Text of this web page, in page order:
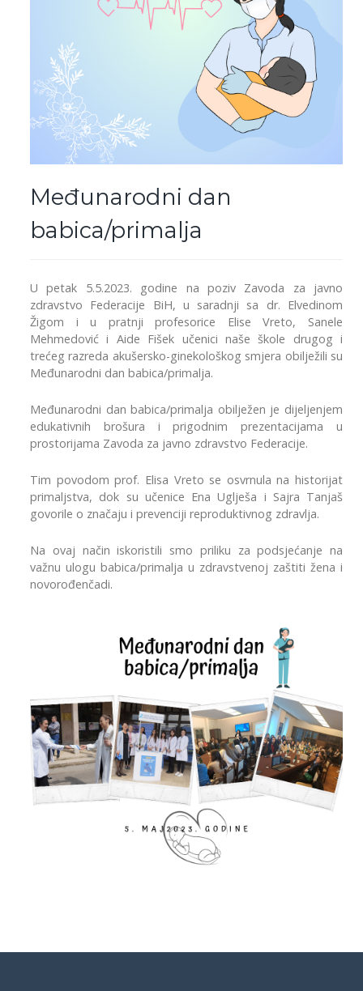
Međunarodni dan
babica/primalja
U petak 5.5.2023. godine na poziv Zavoda za javno
zdravstvo Federacije BiH, u saradnji sa dr. Elvedinom
Žigom i u pratnji profesorice Elise Vreto, Sanele
Mehmedović i Aide Fišek učenici naše škole drugog i
trećeg razreda akušersko-ginekološkog smjera obilježili su
Međunarodni dan babica/primalja.
Međunarodni dan babica/primalja obilježen je dijeljenjem
edukativnih brošura i prigodnim prezentacijama u
prostorijama Zavoda za javno zdravstvo Federacije.
Tim povodom prof. Elisa Vreto se osvrnula na historijat
primaljstva, dok su učenice Ena Uglješa i Sajra Tanjaš
govorile o značaju i prevenciji reproduktivnog zdravlja.
Na ovaj način iskoristili smo priliku za podsjećanje na
važnu ulogu babica/primalja u zdravstvenoj zaštiti žena i
novorođenčadi.